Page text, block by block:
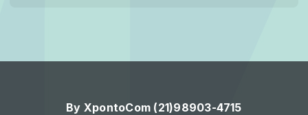
By XpontoCom (21)98903-4715